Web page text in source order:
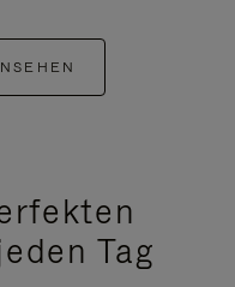
Tag